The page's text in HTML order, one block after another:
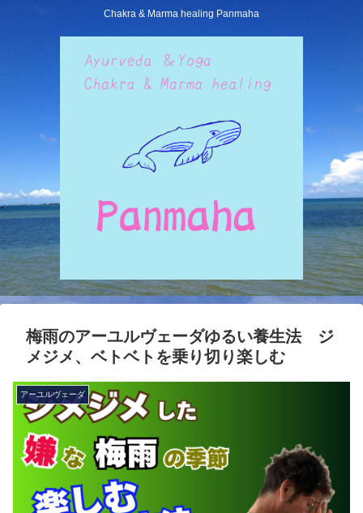
Chakra & Marma healing Panmaha
梅雨のアーユルヴェーダゆるい養生法 ジ
メジメ、ベトベトを乗り切り楽しむ
アーユルヴェーダ